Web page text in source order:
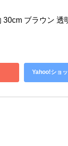
ブラウン 透
Yahoo!ショ